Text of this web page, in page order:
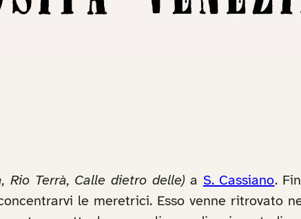
Rio Terrà, Calle dietro delle) a S. Cassiano.
le meretrici. Esso venne ritrovato